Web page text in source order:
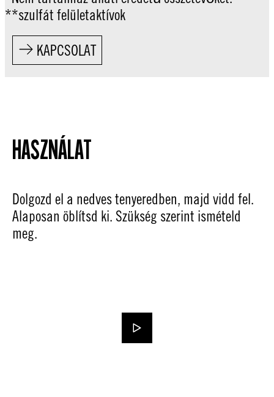
**szulfát felületaktívok
KAPCSOLAT
HASZNÁLAT
Dolgozd el a nedves tenyeredben, majd vidd fel.
Alaposan öblítsd ki. Szükség szerint ismételd
meg.